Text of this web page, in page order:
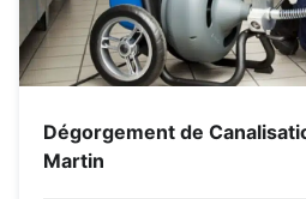
Dégorgement de
Martin